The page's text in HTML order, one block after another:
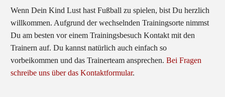
Wenn Dein Kind Lust hast Fußball zu spielen, bist Du herzlich
willkommen. Aufgrund der wechselnden Trainingsorte nimmst
Du am besten vor einem Trainingsbesuch Kontakt mit den
Trainern auf. Du kannst natürlich auch einfach so
vorbeikommen und das Trainerteam ansprechen. Bei Fragen
schreibe uns über das Kontaktformular.